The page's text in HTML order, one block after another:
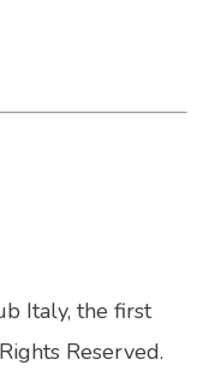
Italy, the first
Reserved.